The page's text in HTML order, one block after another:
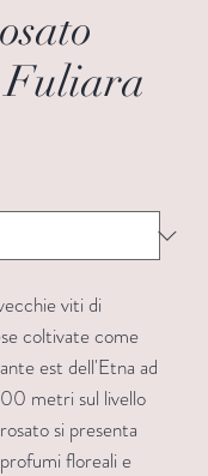
viti di
coltivate come
est dell'Etna ad
metri sul livello
si presenta
floreali e